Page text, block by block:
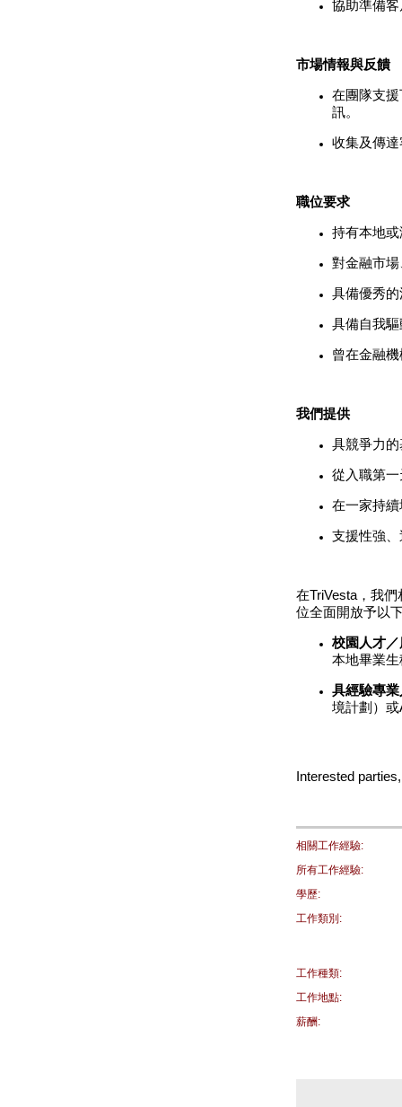
協助準備
市場情報與反饋
在團隊支
訊。
收集及傳
職位要求
持有本地
對金融市
具備優秀
具備自我
曾在金融
我們提供
具競爭力
從入職第
在一家持
支援性強
在TriVesta，我
位全面開放予以
校園人才
本地畢業
具經驗專
境計劃）
Interested
相關工作經驗:
所有工作經驗:
學歷:
工作類別:
工作種類:
工作地點:
薪酬: